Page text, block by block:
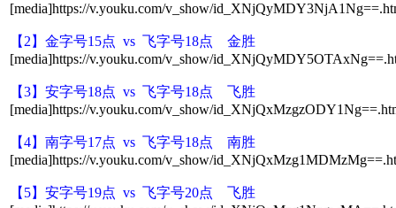
[media]https://v.youku.com/v_show/
【2】金字号15点 vs 飞字号18点 金胜
[media]https://v.youku.com/v_show/
【3】安字号18点 vs 飞字号18点 飞胜
[media]https://v.youku.com/v_show/
【4】南字号17点 vs 飞字号18点 南胜
[media]https://v.youku.com/v_show/
【5】安字号19点 vs 飞字号20点 飞胜